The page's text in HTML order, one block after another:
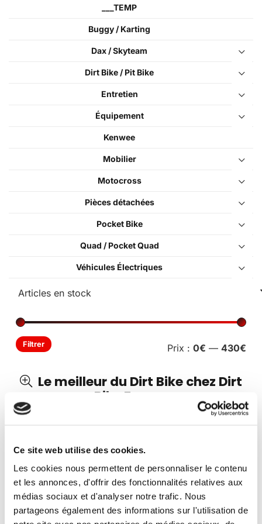
Ce site web utilise des cookies.
Les cookies nous permettent de personnaliser le contenu
et les annonces, d'offrir des fonctionnalités relatives aux
médias sociaux et d'analyser notre trafic. Nous
partageons également des informations sur l'utilisation de
___TEMP
Buggy / Karting
Dax / Skyteam
Dirt Bike / Pit Bike
Entretien
Équipement
Kenwee
Mobilier
Motocross
Pièces détachées
Pocket Bike
Quad / Pocket Quad
Véhicules Électriques
Filtrer Prix : 0€ — 430€
Le meilleur du Dirt Bike chez Dirt
Bike France
Vous avez besoin de pièces détachées ? Dirt Bike
Francevous propose l’un des plus riches catalogue de
pièces détachées en ligne.
Une question concernant un produit ?